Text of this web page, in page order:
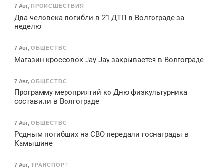
7 Авг, ПРОИСШЕСТВИЯ
Два человека погибли в 21 ДТП в Волгограде за
неделю
7 Авг, ОБЩЕСТВО
Магазин кроссовок Jay Jay закрывается в Волгограде
7 Авг, ОБЩЕСТВО
Программу мероприятий ко Дню физкультурника
составили в Волгограде
7 Авг, ОБЩЕСТВО
Родным погибших на СВО передали госнаграды в
Камышине
7 Авг, ТРАНСПОРТ